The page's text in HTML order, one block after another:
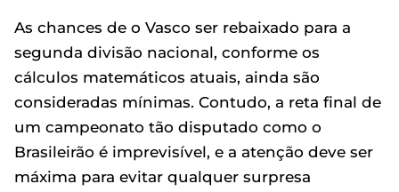
As chances de o Vasco ser rebaixado para a
segunda divisão nacional, conforme os
cálculos matemáticos atuais, ainda são
consideradas mínimas. Contudo, a reta final de
um campeonato tão disputado como o
Brasileirão é imprevisível, e a atenção deve ser
máxima para evitar qualquer surpresa